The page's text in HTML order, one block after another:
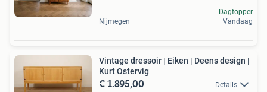
Nijmegen
Dagtopper
Vandaag
Vintage dressoir | Eiken | Deens design |
Kurt Ostervig
€ 1.895,00 Details